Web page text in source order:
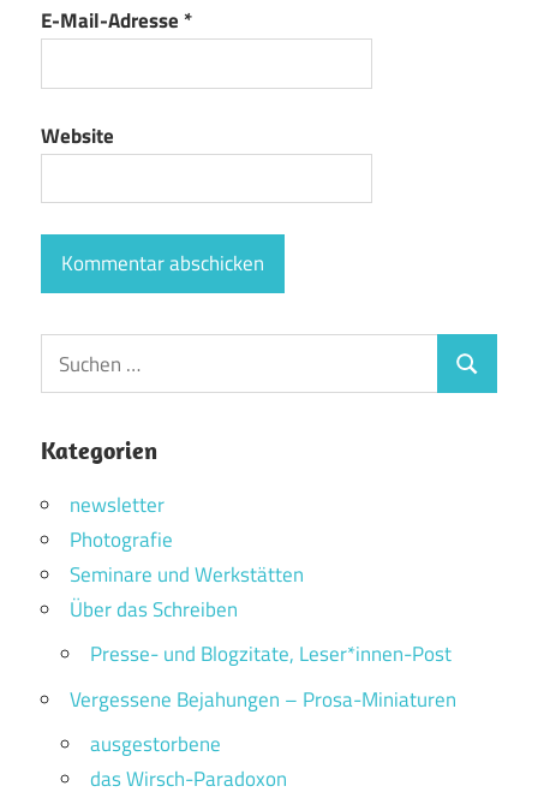
E-Mail-Adresse *
Website
Suchen
nach:
Suchen
Kategorien
newsletter
Photografie
Seminare und Werkstätten
Über das Schreiben
Presse- und Blogzitate, Leser*innen-Post
Vergessene Bejahungen – Prosa-Miniaturen
ausgestorbene
das Wirsch-Paradoxon